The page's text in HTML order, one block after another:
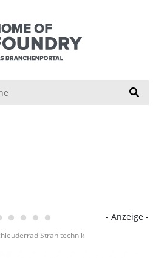
- Anzeige -
Strahltechnik